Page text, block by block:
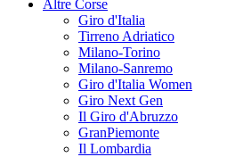
Altre Corse
Giro d'Italia
Tirreno Adriatico
Milano-Torino
Milano-Sanremo
Giro d'Italia Women
Giro Next Gen
Il Giro d'Abruzzo
GranPiemonte
Il Lombardia